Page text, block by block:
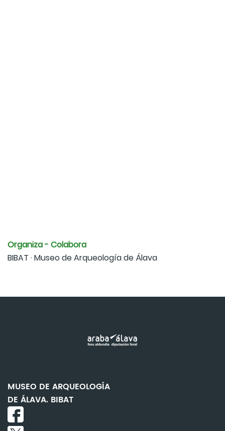
Organiza - Colabora
BIBAT · Museo de Arqueología de Álava
MUSEO DE ARQUEOLOGÍA
DE ÁLAVA. BIBAT